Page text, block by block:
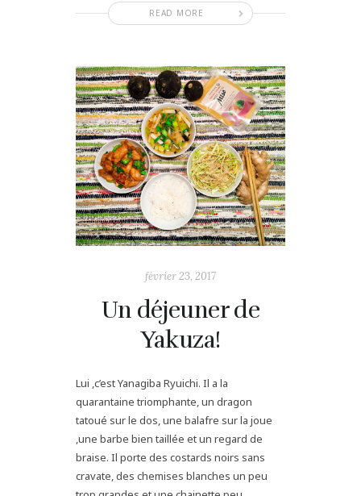
READ MORE
février 23, 2017
Un déjeuner de
Yakuza!
Lui ,c’est Yanagiba Ryuichi. Il a la
quarantaine triomphante, un dragon
tatoué sur le dos, une balafre sur la joue
,une barbe bien taillée et un regard de
braise. Il porte des costards noirs sans
cravate, des chemises blanches un peu